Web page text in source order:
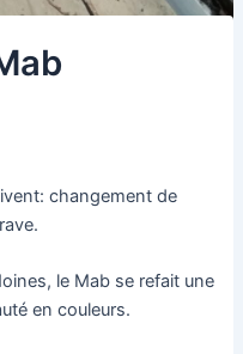
changement de
le Mab se refait une
en couleurs.